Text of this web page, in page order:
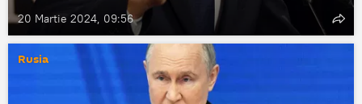
20 Martie 2024, 09:56
Rusia